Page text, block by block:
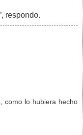
respondo.
como lo hubiera hecho